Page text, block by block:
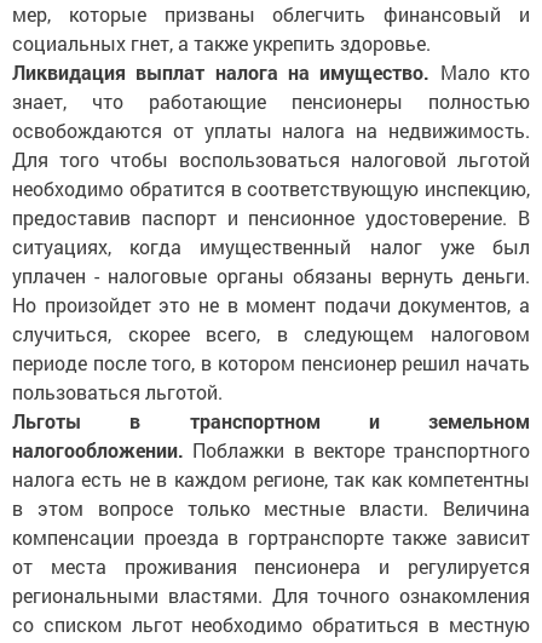
мер, которые призваны облегчить финансовый и
социальных гнет, а также укрепить здоровье.
Ликвидация выплат налога на имущество. Мало кто
знает, что работающие пенсионеры полностью
освобождаются от уплаты налога на недвижимость.
Для того чтобы воспользоваться налоговой льготой
необходимо обратится в соответствующую инспекцию,
предоставив паспорт и пенсионное удостоверение. В
ситуациях, когда имущественный налог уже был
уплачен - налоговые органы обязаны вернуть деньги.
Но произойдет это не в момент подачи документов, а
случиться, скорее всего, в следующем налоговом
периоде после того, в котором пенсионер решил начать
пользоваться льготой.
Льготы в транспортном и земельном
налогообложении. Поблажки в векторе транспортного
налога есть не в каждом регионе, так как компетентны
в этом вопросе только местные власти. Величина
компенсации проезда в гортранспорте также зависит
от места проживания пенсионера и регулируется
региональными властями. Для точного ознакомления
со списком льгот необходимо обратиться в местную